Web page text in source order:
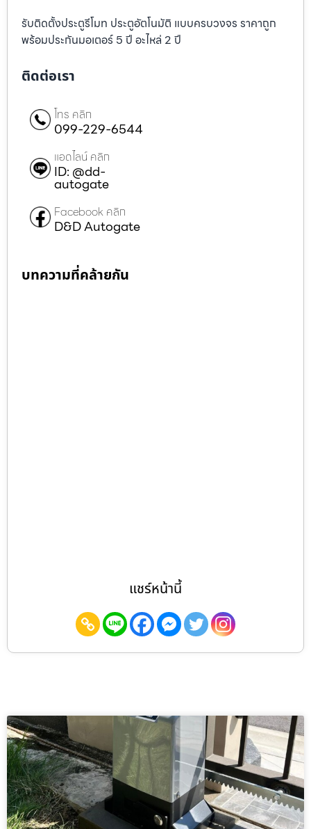
รับติดตั้งประตูรีโมท ประตูอัตโนมัติ แบบครบวงจร ราคาถูก
พร้อมประกันมอเตอร์ 5 ปี อะไหล่ 2 ปี
ติดต่อเรา
โทร คลิก
099-229-6544
แอดไลน์ คลิก
ID: @dd-
autogate
Facebook คลิก
D&D Autogate
บทความที่คล้ายกัน
แชร์หน้านี้